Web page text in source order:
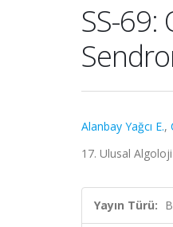
SS-69:
Alanbay Yağcı E.,
17. Ulusal
Yayın Türü: